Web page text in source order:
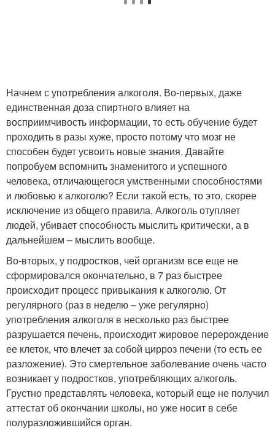
Начнем с употребления алкоголя. Во-первых, даже
единственная доза спиртного влияет на
восприимчивость информации, то есть обучение будет
проходить в разы хуже, просто потому что мозг не
способен будет усвоить новые знания. Давайте
попробуем вспомнить знаменитого и успешного
человека, отличающегося умственными способностями
и любовью к алкоголю? Если такой есть, то это, скорее
исключение из общего правила. Алкоголь отупляет
людей, убивает способность мыслить критически, а в
дальнейшем – мыслить вообще.
Во-вторых, у подростков, чей организм все еще не
сформировался окончательно, в 7 раз быстрее
происходит процесс привыкания к алкоголю. От
регулярного (раз в неделю – уже регулярно)
употребления алкоголя в несколько раз быстрее
разрушается печень, происходит жировое перерождение
ее клеток, что влечет за собой цирроз печени (то есть ее
разложение). Это смертельное заболевание очень часто
возникает у подростков, употребляющих алкоголь.
Грустно представлять человека, который еще не получил
аттестат об окончании школы, но уже носит в себе
полуразложившийся орган.